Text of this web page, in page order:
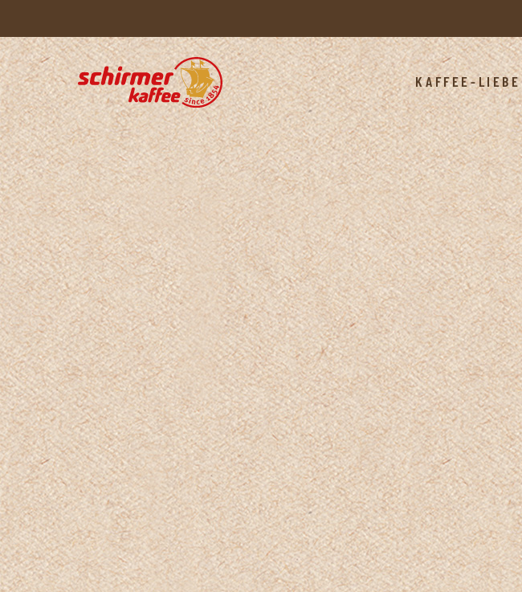
KAFFEE-LIEBE